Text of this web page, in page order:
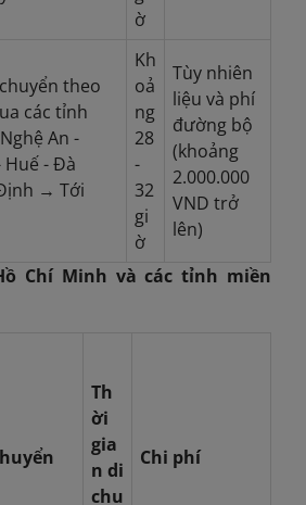
ờ
theo
các tỉnh
An -
Huế - Đà
→ Tới
Kh
oả
ng
28
-
32
gi
ờ
Tùy nhiên
liệu và phí
đường bộ
(khoảng
2.000.000
VND trở
lên)
Chí Minh và các tỉnh miền
Th
ời
gia
n di
chu
Chi phí